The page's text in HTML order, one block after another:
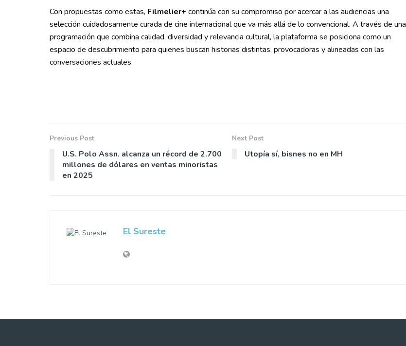
Con propuestas como estas, Filmelier+ continúa con su compromiso por acercar a las audiencias una
selección cuidadosamente curada de cine internacional que va más allá de lo convencional. A través de una
programación que combina calidad, diversidad y relevancia cultural, la plataforma se posiciona como un
espacio de descubrimiento para quienes buscan historias distintas, provocadoras y alineadas con las
conversaciones actuales.
Previous Post
U.S. Polo Assn. alcanza un récord de 2.700
millones de dólares en ventas minoristas
en 2025
Next Post
Utopía sí, bisnes no en MH
El Sureste